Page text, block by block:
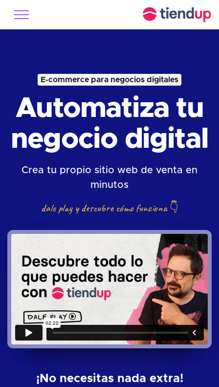
E-commerce para negocios digitales
Automatiza tu
negocio digital
Crea tu propio sitio web de venta en
minutos
dale play y descubre cómo funciona 👇
¡No necesitas nada extra!